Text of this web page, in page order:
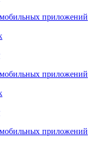
приложений
приложений
приложений